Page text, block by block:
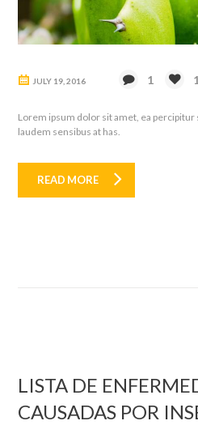
JULY 19, 2016 1
Lorem ipsum dolor sit amet, ea
laudem sensibus at has.
READ MORE
LISTA DE
CAUSADAS POR